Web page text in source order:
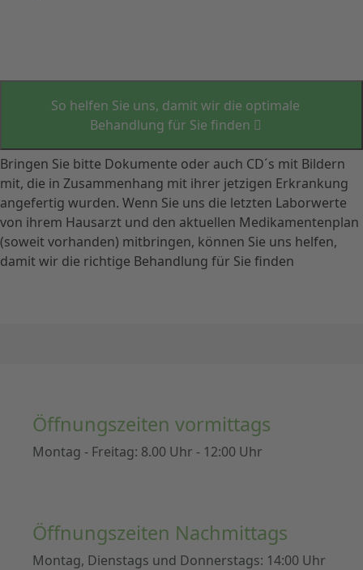
So helfen Sie uns, damit wir die optimale
Behandlung für Sie finden
Bringen Sie bitte Dokumente oder auch CD´s mit Bildern
mit, die in Zusammenhang mit ihrer jetzigen Erkrankung
angefertig wurden. Wenn Sie uns die letzten Laborwerte
von ihrem Hausarzt und den aktuellen Medikamentenplan
(soweit vorhanden) mitbringen, können Sie uns helfen,
damit wir die richtige Behandlung für Sie finden
Öffnungszeiten vormittags
Montag - Freitag: 8.00 Uhr - 12:00 Uhr
Öffnungszeiten Nachmittags
Montag, Dienstags und Donnerstags: 14:00 Uhr